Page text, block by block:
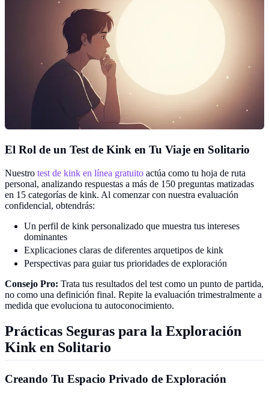
El Rol de un Test de Kink en Tu Viaje en Solitario
Nuestro test de kink en línea gratuito actúa como tu hoja de ruta
personal, analizando respuestas a más de 150 preguntas matizadas
en 15 categorías de kink. Al comenzar con nuestra evaluación
confidencial, obtendrás:
Un perfil de kink personalizado que muestra tus intereses
dominantes
Explicaciones claras de diferentes arquetipos de kink
Perspectivas para guiar tus prioridades de exploración
Consejo Pro: Trata tus resultados del test como un punto de partida,
no como una definición final. Repite la evaluación trimestralmente a
medida que evoluciona tu autoconocimiento.
Prácticas Seguras para la Exploración
Kink en Solitario
Creando Tu Espacio Privado de Exploración